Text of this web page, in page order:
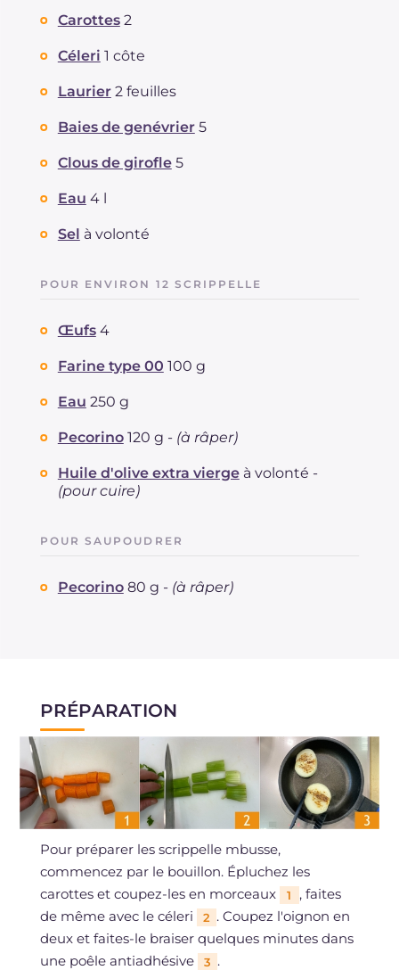
Carottes 2
Céleri 1 côte
Laurier 2 feuilles
Baies de genévrier 5
Clous de girofle 5
Eau 4 l
Sel à volonté
POUR ENVIRON 12 SCRIPPELLE
Œufs 4
Farine type 00 100 g
Eau 250 g
Pecorino 120 g - (à râper)
Huile d'olive extra vierge à volonté -
(pour cuire)
POUR SAUPOUDRER
Pecorino 80 g - (à râper)
PRÉPARATION
Pour préparer les scrippelle mbusse,
commencez par le bouillon. Épluchez les
carottes et coupez-les en morceaux
1
, faites
de même avec le céleri
2 . Coupez l'oignon en
deux et faites-le braiser quelques minutes dans
une poêle antiadhésive
3 .